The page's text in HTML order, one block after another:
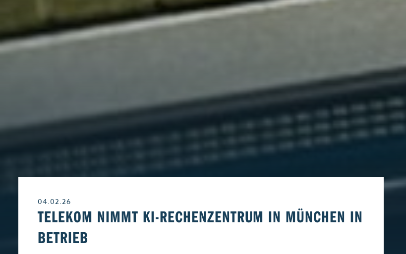
Sport
Entertainment
Beruf & Karriere
Liebe & Leidenschaft
Gewinnspiele
Fun
Start-Up
Magazin E-Paper
Impressum
04.02.26
TELEKOM NIMMT KI-RECHENZENTRUM IN MÜNCHEN IN
BETRIEB